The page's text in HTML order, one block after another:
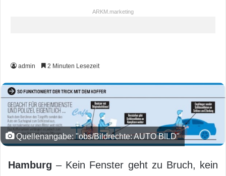
ARKM.marketing
admin 2 Minuten Lesezeit
Quellenangabe: "obs/Bildrechte: AUTO BILD"
Hamburg – Kein Fenster geht zu Bruch, kein